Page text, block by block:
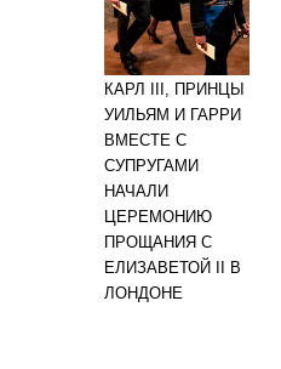
КАРЛ III, ПРИНЦЫ
УИЛЬЯМ И ГАРРИ
ВМЕСТЕ С
СУПРУГАМИ
НАЧАЛИ
ЦЕРЕМОНИЮ
ПРОЩАНИЯ С
ЕЛИЗАВЕТОЙ II В
ЛОНДОНЕ